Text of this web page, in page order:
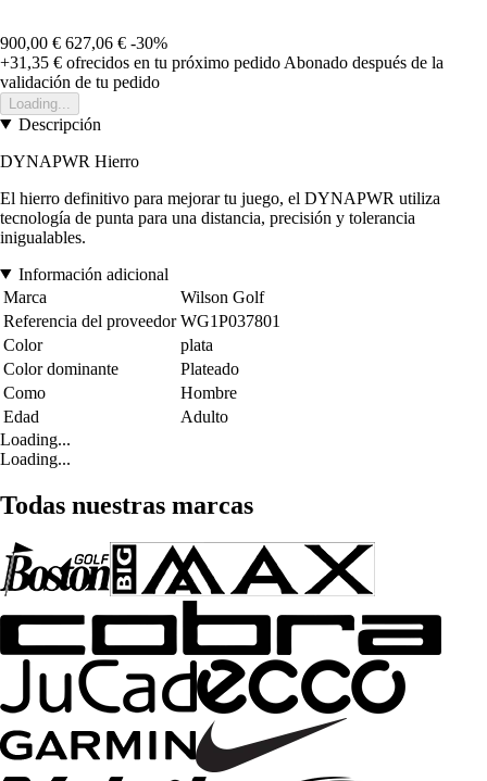
900,00 € 627,06 € -30%
+31,35 € ofrecidos en tu próximo pedido Abonado después de la
validación de tu pedido
Loading...
Descripción
DYNAPWR Hierro
El hierro definitivo para mejorar tu juego, el DYNAPWR utiliza
tecnología de punta para una distancia, precisión y tolerancia
inigualables.
Información adicional
Marca
Wilson Golf
Referencia del proveedor WG1P037801
Color
plata
Color dominante
Plateado
Como
Hombre
Edad
Adulto
Loading...
Loading...
Todas nuestras marcas